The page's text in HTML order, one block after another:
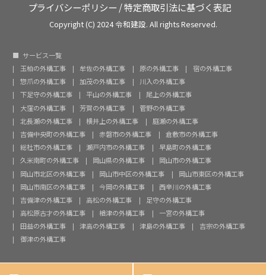
プライバシーポリシー /特定商取引法に基づく表記
Copyright (C) 2024 令和建設. All rights Reserved.
サービス一覧
玉柏の外構工事
牟佐の外構工事 原の外構工事
宿の外構工事
惣爪の外構工事
加茂の外構工事
川入の外構工事
下足守の外構工事
平山の外構工事
尾上の外構工事
大窪の外構工事
芳賀の外構工事
菅野の外構工事
北長瀬の外構工事
横井上の外構工事
庭瀬の外構工事
吉備中央町の外構工事
赤磐市の外構工事
倉敷市の外構工事
総社市の外構工事
瀬戸内市の外構工事
早島町の外構工事
久米南町の外構工事
岡山県の外構工事
岡山市の外構工事
岡山市北区の外構工事
岡山市中区の外構工事
岡山市東区の外構工事
岡山市南区の外構工事
今岡の外構工事
西辛川の外構工事
吉備津の外構工事
高松の外構工事
足守の外構工事
高松原古才の外構工事
楢津の外構工事
一宮の外構工事
田益の外構工事
津高の外構工事 津島の外構工事
吉宗の外構工事
御津の外構工事